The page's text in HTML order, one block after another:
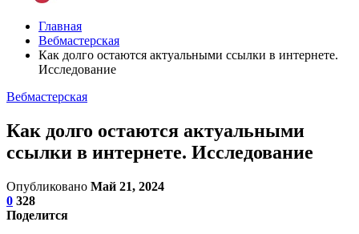
Главная
Вебмастерская
Как долго остаются актуальными ссылки в интернете.
Исследование
Вебмастерская
Как долго остаются актуальными
ссылки в интернете. Исследование
Опубликовано Май 21, 2024
0 328
Поделится